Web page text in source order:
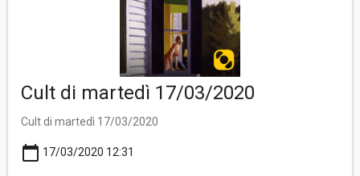
Cult di martedì 17/03/2020
Cult di martedì 17/03/2020
calendar_today 17/03/2020 12:31